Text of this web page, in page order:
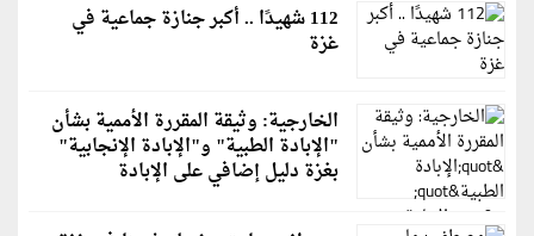
112 شهيدًا .. أكبر جنازة جماعية في
غزة
الخارجية: وثيقة المقررة الأممية بشأن
"الإبادة الطبية" و"الإبادة الإنجابية"
بغزة دليل إضافي على الإبادة